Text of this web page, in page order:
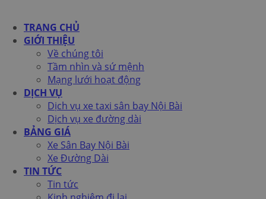
TRANG CHỦ
GIỚI THIỆU
Về chúng tôi
Tầm nhìn và sứ mệnh
Mạng lưới hoạt động
DỊCH VỤ
Dịch vụ xe taxi sân bay Nội Bài
Dịch vụ xe đường dài
BẢNG GIÁ
Xe Sân Bay Nội Bài
Xe Đường Dài
TIN TỨC
Tin tức